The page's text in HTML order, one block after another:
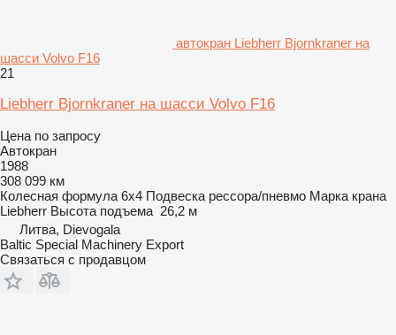
автокран Liebherr Bjornkraner на
шасси Volvo F16
21
Liebherr Bjornkraner на шасси Volvo F16
Цена по запросу
Автокран
1988
308 099 км
Колесная формула 6x4 Подвеска рессора/пневмо Марка крана
Liebherr Высота подъема 26,2 м
Литва, Dievogala
Baltic Special Machinery Export
Связаться с продавцом